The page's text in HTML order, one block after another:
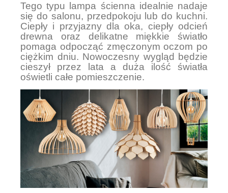
Tego typu lampa ścienna idealnie nadaje
się do salonu, przedpokoju lub do kuchni.
Ciepły i przyjazny dla oka, ciepły odcień
drewna oraz delikatne miękkie światło
pomaga odpocząć zmęczonym oczom po
ciężkim dniu. Nowoczesny wygląd będzie
cieszył przez lata a duża ilość światła
oświetli całe pomieszczenie.